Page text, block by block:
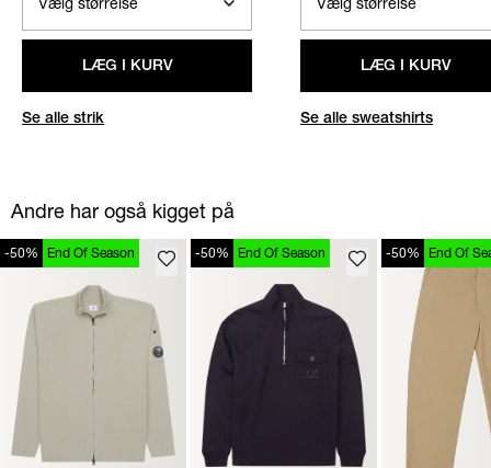
LÆG I KURV
Se alle strik
LÆG I KURV
Se alle sweatshirts
Andre har også kigget på
-50% End Of Season -50% End Of Season -50% End Of